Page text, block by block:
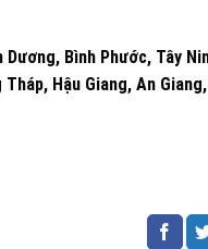
Dương, Bình Phước, Tây
Hậu Giang, An